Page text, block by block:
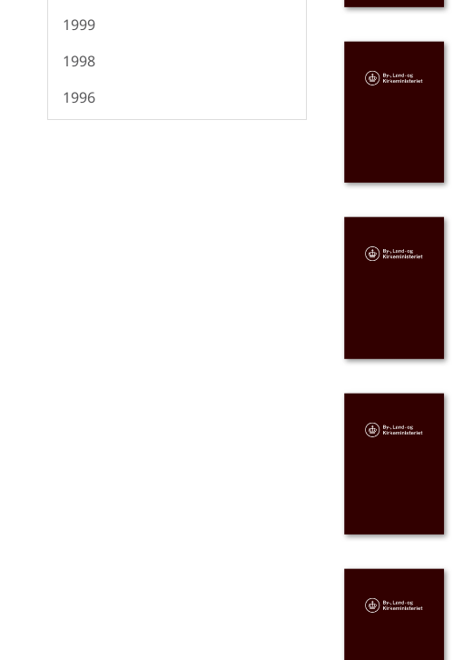
1999
1998
1996